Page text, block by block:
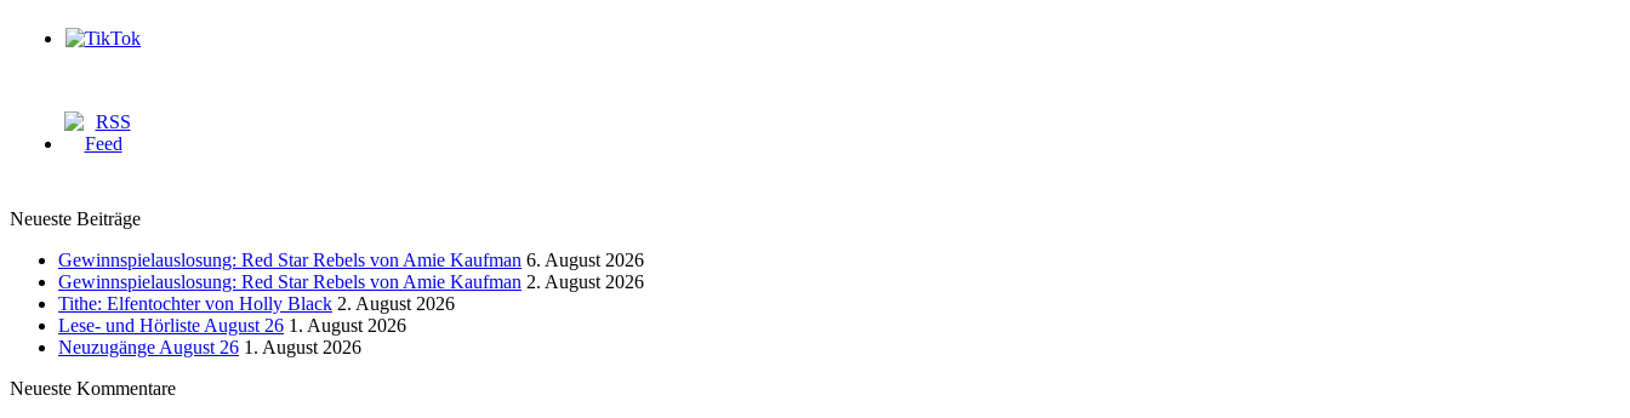
Neueste Beiträge
Gewinnspielauslosung: Red Star Rebels von Amie Kaufman 6. August 2026
Gewinnspielauslosung: Red Star Rebels von Amie Kaufman 2. August 2026
Tithe: Elfentochter von Holly Black 2. August 2026
Lese- und Hörliste August 26 1. August 2026
Neuzugänge August 26 1. August 2026
Neueste Kommentare